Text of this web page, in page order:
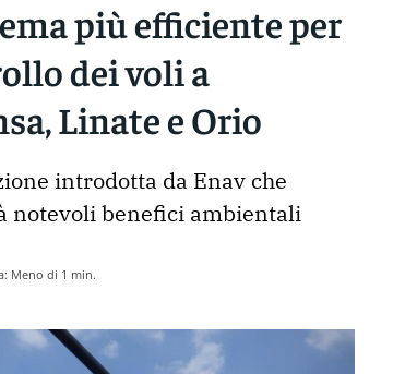
più efficiente per
dei voli a
Linate e Orio
introdotta da Enav che
notevoli benefici ambientali
Meno di 1 min.